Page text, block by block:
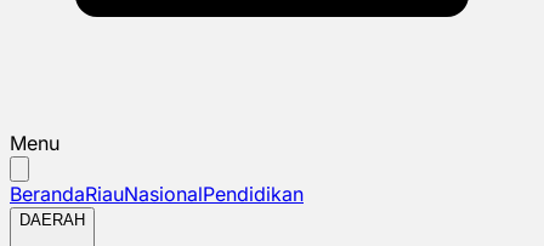
Menu
BerandaRiauNasionalPendidikan
DAERAH